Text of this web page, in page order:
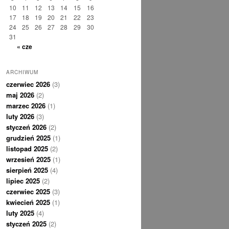
10
11 12 13 14 15
16
17
18 19 20 21 22
23
24
25 26 27 28 29
30
31
« cze
ARCHIWUM
czerwiec 2026 (3)
maj 2026 (2)
marzec 2026 (1)
luty 2026 (3)
styczeń 2026 (2)
grudzień 2025 (1)
listopad 2025 (2)
wrzesień 2025 (1)
sierpień 2025 (4)
lipiec 2025 (2)
czerwiec 2025 (3)
kwiecień 2025 (1)
luty 2025 (4)
styczeń 2025 (2)